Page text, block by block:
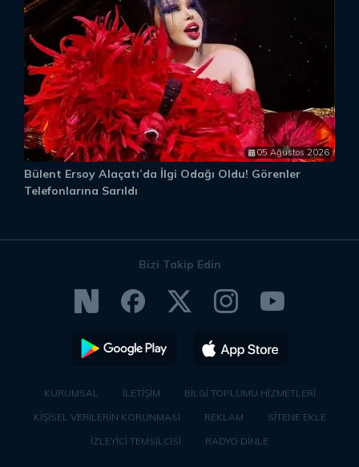
05 Ağustos 2026
Bülent Ersoy Alaçatı’da İlgi Odağı Oldu! Görenler
Telefonlarına Sarıldı
Bizi Takip Edin
KURUMSAL İLETİŞİM
BİLGİ TOPLUMU HİZMETLERİ
KİŞİSEL VERİLERİN KORUNMASI
REKLAM
SİTENE EKLE
İZLEYİCİ TEMSİLCİSİ
RADYO DİNLE